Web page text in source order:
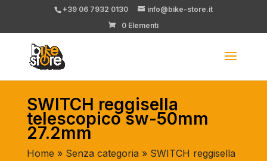
+39 06 7932 0130
info@bike-store.it
0 Elementi
SWITCH reggisella
telescopico sw-50mm
27.2mm
Home » Senza categoria » SWITCH reggisella